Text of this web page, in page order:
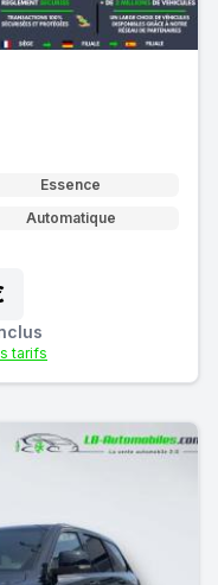
Essence
Automatique
tarifs